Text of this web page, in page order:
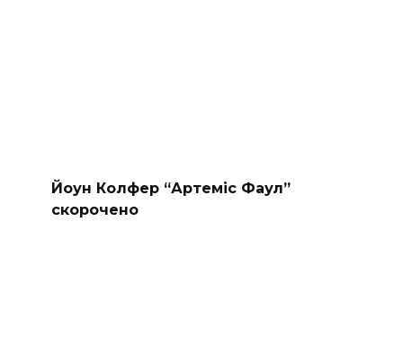
Йоун Колфер “Артеміс Фаул”
скорочено